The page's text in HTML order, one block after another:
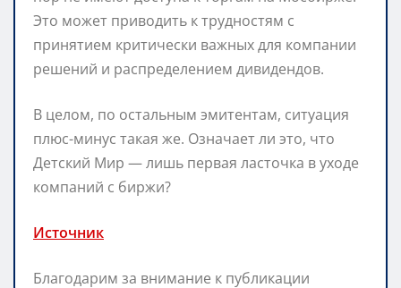
Это может приводить к трудностям с
принятием критически важных для компании
решений и распределением дивидендов.
В целом, по остальным эмитентам, ситуация
плюс-минус такая же. Означает ли это, что
Детский Мир — лишь первая ласточка в уходе
компаний с биржи?
Источник
Благодарим за внимание к публикации